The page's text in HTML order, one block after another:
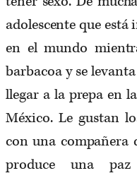
adolescente que
en el mundo
barbacoa y se
llegar a la prepa en
México. Le gustan
con una compañera
produce una